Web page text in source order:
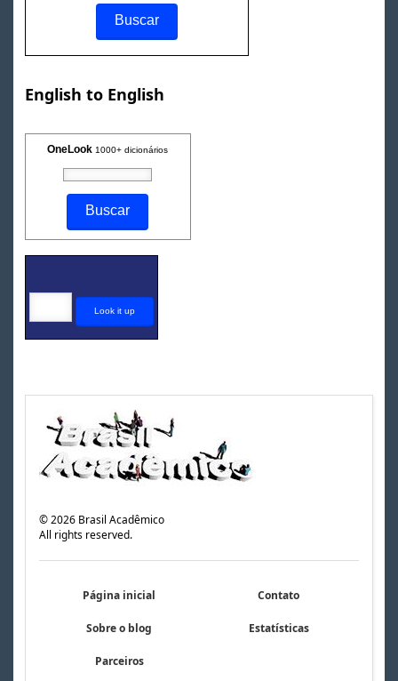
English to English
OneLook 1000+ dicionários
©2026 Brasil Acadêmico
All rights reserved.
Página inicial Contato
Sobre o blog Estatísticas
Parceiros